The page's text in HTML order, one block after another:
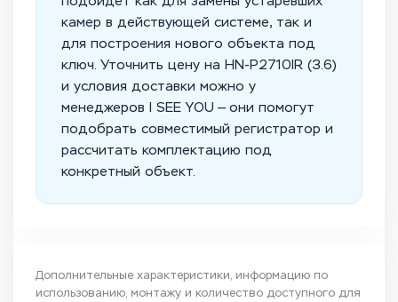
камер в действующей системе, так и
для построения нового объекта под
ключ. Уточнить цену на HN-P2710IR (3.6)
и условия доставки можно у
менеджеров I SEE YOU — они помогут
подобрать совместимый регистратор и
рассчитать комплектацию под
конкретный объект.
Дополнительные характеристики, информацию по
использованию, монтажу и количество доступного для